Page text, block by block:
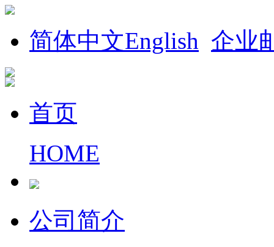
简体中文English 企业
首页
HOME
公司简介